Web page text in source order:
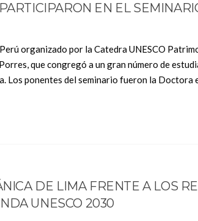
EN EL
organizado por la Catedra UNESCO
que congregó a un gran número de
Los ponentes del seminario fueron la Doctora
DE LIMA FRENTE A LOS
UNESCO 2030